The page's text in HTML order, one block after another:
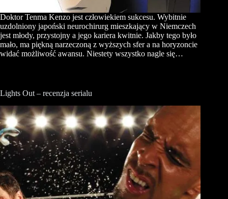
Doktor Tenma Kenzo jest człowiekiem sukcesu. Wybitnie
uzdolniony japoński neurochirurg mieszkający w Niemczech
jest młody, przystojny a jego kariera kwitnie. Jakby tego było
mało, ma piękną narzeczoną z wyższych sfer a na horyzoncie
widać możliwość awansu. Niestety wszystko nagle się…
Lights Out – recenzja serialu